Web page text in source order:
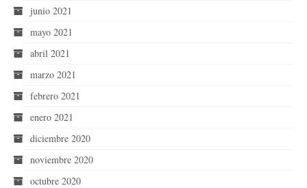
junio 2021
mayo 2021
abril 2021
marzo 2021
febrero 2021
enero 2021
diciembre 2020
noviembre 2020
octubre 2020